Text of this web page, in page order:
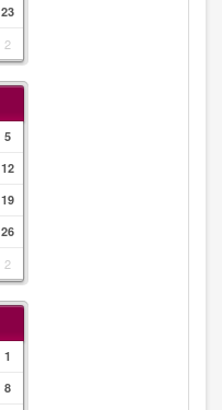
23
2
5
12
19
26
2
1
8